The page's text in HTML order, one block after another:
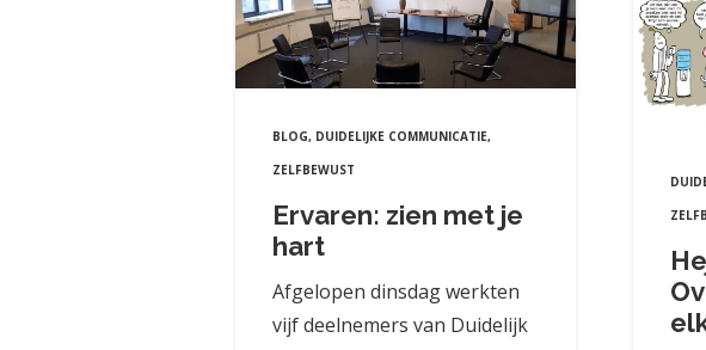
BLOG, DUIDELIJKE COMMUNICATIE,
ZELFBEWUST
Ervaren: zien met je
hart
Afgelopen dinsdag werkten
vijf deelnemers van Duidelijk